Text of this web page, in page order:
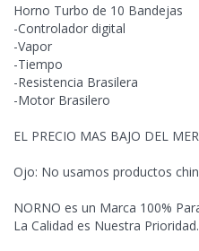
Horno Turbo de 10 Bandejas
-Controlador digital
-Vapor
-Tiempo
-Resistencia Brasilera
-Motor Brasilero
EL PRECIO MAS BAJO DEL
Ojo: No usamos productos
NORNO es un Marca 100%
La Calidad es Nuestra